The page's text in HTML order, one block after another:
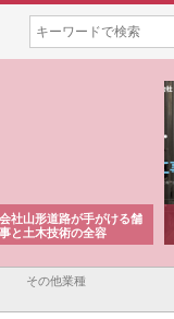
社山形道路が手がける舗
と土木技術の全容
その他業種